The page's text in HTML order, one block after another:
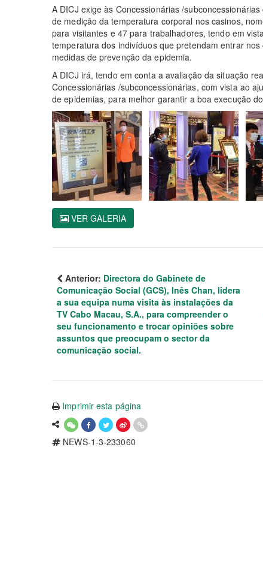
A DICJ exige às Concessionárias /
de medição da temperatura corporal nos casinos,
para visitantes e 47 para trabalhadores, tendo em
temperatura dos indivíduos que pretendam entrar
medidas de prevenção da epidemia.
A DICJ irá, tendo em conta a avaliação da situação
Concessionárias /subconcessionárias, com vista ao
de epidemias, para melhor garantir a boa execução
VER GALERIA
Anterior: Directora do Gabinete de
Comunicação Social (GCS), Inês Chan, lidera
a sua equipa numa visita às instalações da
TV Cabo Macau, S.A., para compreender o
seu funcionamento e trocar opiniões sobre
assuntos que preocupam o sector da
comunicação social.
Imprimir esta página
NEWS-1-3-233060